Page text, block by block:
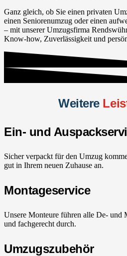
Ganz gleich, ob Sie einen privaten
einen Seniorenumzug oder einen
– mit unserer Umzugsfirma
Know-how, Zuverlässigkeit und
Weitere
Ein- und
Sicher verpackt für den Umzug
gut in Ihrem neuen Zuhause an.
Montageservice
Unsere Monteure führen alle De- und
und fachgerecht durch.
Umzugszubehör